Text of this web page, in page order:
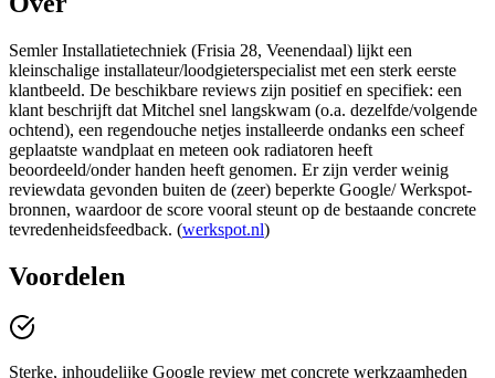
Semler Installatietechniek (Frisia 28, Veenendaal) lijkt een
kleinschalige installateur/loodgieterspecialist met een sterk eerste
klantbeeld. De beschikbare reviews zijn positief en specifiek: een
klant beschrijft dat Mitchel snel langskwam (o.a. dezelfde/volgende
ochtend), een regendouche netjes installeerde ondanks een scheef
geplaatste wandplaat en meteen ook radiatoren heeft
beoordeeld/onder handen heeft genomen. Er zijn verder weinig
reviewdata gevonden buiten de (zeer) beperkte Google/ Werkspot-
bronnen, waardoor de score vooral steunt op de bestaande concrete
tevredenheidsfeedback. (werkspot.nl)
Voordelen
Sterke, inhoudelijke Google review met concrete werkzaamheden